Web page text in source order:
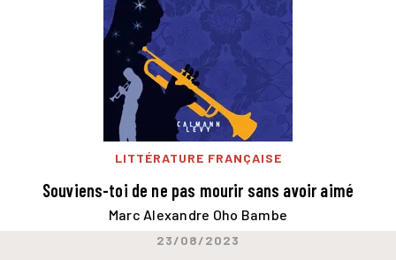
LITTÉRATURE FRANÇAISE
Souviens-toi de ne pas mourir sans avoir aimé
Marc Alexandre Oho Bambe
23/08/2023